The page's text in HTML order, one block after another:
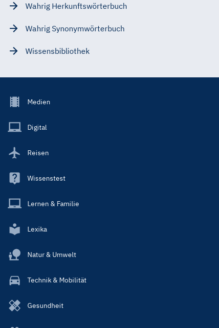
Wahrig Herkunftswörterbuch
Wahrig Synonymwörterbuch
Wissensbibliothek
Footer
Main
Medien
Digital
Reisen
Wissenstest
Lernen & Familie
Lexika
Natur & Umwelt
Technik & Mobilität
Gesundheit